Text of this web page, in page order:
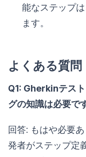
能なステップ
ます。
よくある質問
Q1: Gherkinテス
グの知識は必要で
回答: もはや必要
発者がステップ定